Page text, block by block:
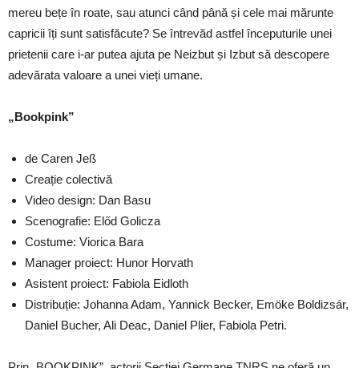
mereu bețe în roate, sau atunci când până și cele mai mărunte
capricii îți sunt satisfăcute? Se întrevăd astfel începuturile unei
prietenii care i-ar putea ajuta pe Neizbut și Izbut să descopere
adevărata valoare a unei vieți umane.
„Bookpink”
de Caren Jeß
Creație colectivă
Video design: Dan Basu
Scenografie: Előd Golicza
Costume: Viorica Bara
Manager proiect: Hunor Horvath
Asistent proiect: Fabiola Eidloth
Distribuție: Johanna Adam, Yannick Becker, Emöke Boldizsár,
Daniel Bucher, Ali Deac, Daniel Plier, Fabiola Petri.